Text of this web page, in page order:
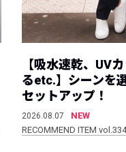
【吸水速乾、UV
るetc.】シーンを
セットアップ！
2026.08.07
NEW
RECOMMEND ITEM vol.334